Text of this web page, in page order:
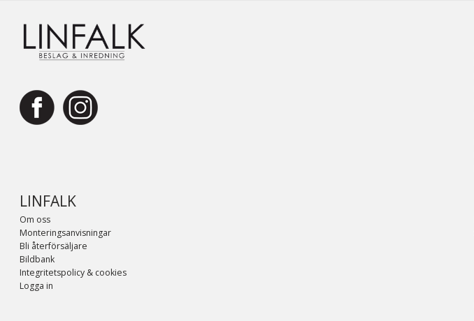
LINFALK
Om oss
Monteringsanvisningar
Bli återförsäljare
Bildbank
Integritetspolicy & cookies
Logga in